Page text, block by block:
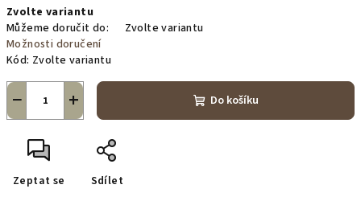
cena:
Zvolte variantu
Můžeme doručit do:
Zvolte variantu
Možnosti doručení
Kód: Zvolte variantu
+
− Do košíku
Zeptat se Sdílet